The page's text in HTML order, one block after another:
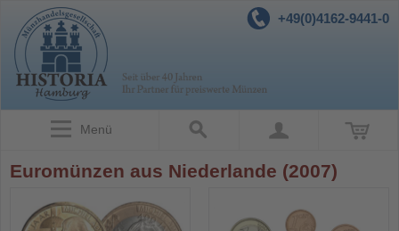
+49(0)4162-9441-0
Menü
Euromünzen aus Niederlande (2007)